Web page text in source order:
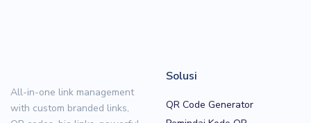
All-in-one link management
with custom branded links,
Solusi
QR Code Generator